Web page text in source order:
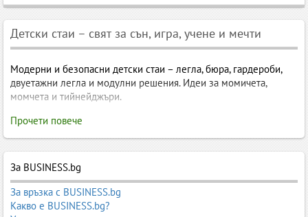
Детски стаи – свят за сън, игра, учене и мечти
Модерни и безопасни детски стаи – легла, бюра, гардероби,
двуетажни легла и модулни решения. Идеи за момичета,
момчета и тийнейджъри.
Детски стаи – свят за сън, игра, учене и мечти
малък свят, в който детето расте, играе, учи, мечтае и изгражда
характера си. Това е пространството, в което се случват
първите самостоятелни стъпки, първите уроци, първите книги,
първите приятели. Затова изборът на мебели за детска стая не
Прочети повече
За BUSINESS.bg
За връзка с BUSINESS.bg
Какво е BUSINESS.bg?